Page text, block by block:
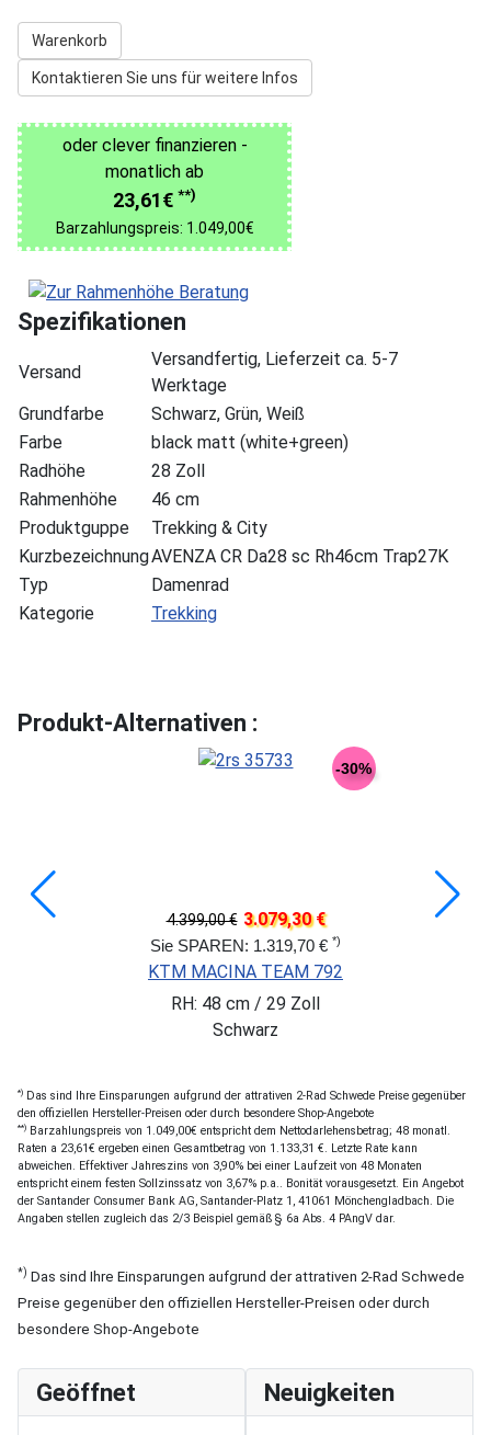
Warenkorb
Kontaktieren Sie uns für weitere Infos
oder clever finanzieren -
monatlich ab
23,61€ **)
Barzahlungspreis: 1.049,00€
Spezifikationen
Versand
Versandfertig, Lieferzeit ca. 5-7
Werktage
Grundfarbe
Schwarz, Grün, Weiß
Farbe
black matt (white+green)
Radhöhe
28 Zoll
Rahmenhöhe
46 cm
Produktguppe
Trekking & City
KurzbezeichnungAVENZA CR Da28 sc Rh46cm Trap27K
Typ
Damenrad
Kategorie
Trekking
Produkt-Alternativen :
-30%
4.399,00 € 3.079,30 €
Sie SPAREN: 1.319,70 € *)
KTM MACINA TEAM 792
RH: 48 cm / 29 Zoll
Schwarz
*) Das sind Ihre Einsparungen aufgrund der attrativen 2-Rad Schwede Preise gegenüber
den offiziellen Hersteller-Preisen oder durch besondere Shop-Angebote
**) Barzahlungspreis von 1.049,00€ entspricht dem Nettodarlehensbetrag; 48 monatl.
Raten a 23,61€ ergeben einen Gesamtbetrag von 1.133,31 €. Letzte Rate kann
abweichen. Effektiver Jahreszins von 3,90% bei einer Laufzeit von 48 Monaten
entspricht einem festen Sollzinssatz von 3,67% p.a.. Bonität vorausgesetzt. Ein Angebot
der Santander Consumer Bank AG, Santander-Platz 1, 41061 Mönchengladbach. Die
Angaben stellen zugleich das 2/3 Beispiel gemäß § 6a Abs. 4 PAngV dar.
*) Das sind Ihre Einsparungen aufgrund der attrativen 2-Rad Schwede
Preise gegenüber den offiziellen Hersteller-Preisen oder durch
besondere Shop-Angebote
Geöffnet Neuigkeiten